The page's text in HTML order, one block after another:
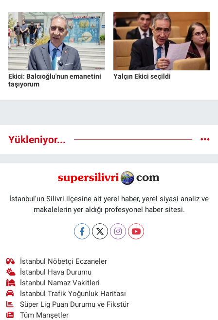
Ekici: Balcıoğlu'nun emanetini
taşıyorum
Yalçın Ekici seçildi
Yükleniyor...
İstanbul'un Silivri ilçesine ait yerel haber, yerel siyasi analiz ve
makalelerin yer aldığı profesyonel haber sitesi.
İstanbul Nöbetçi Eczaneler
İstanbul Hava Durumu
İstanbul Namaz Vakitleri
İstanbul Trafik Yoğunluk Haritası
Süper Lig Puan Durumu ve Fikstür
Tüm Manşetler